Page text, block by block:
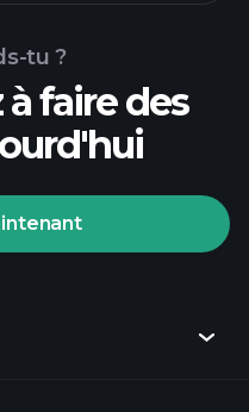
tu ?
faire des